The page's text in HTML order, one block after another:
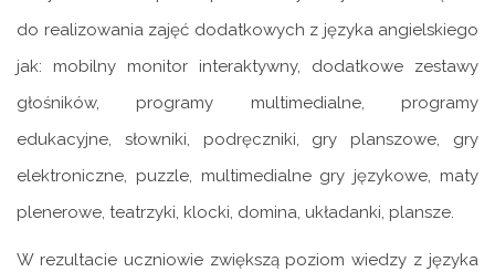
do realizowania zajęć dodatkowych z języka angielskiego
jak: mobilny monitor interaktywny, dodatkowe zestawy
głośników, programy multimedialne, programy
edukacyjne, słowniki, podręczniki, gry planszowe, gry
elektroniczne, puzzle, multimedialne gry językowe, maty
plenerowe, teatrzyki, klocki, domina, układanki, plansze.
W rezultacie uczniowie zwiększą poziom wiedzy z języka